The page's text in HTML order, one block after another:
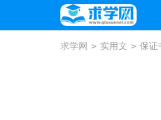
求学网 > 实用文 > 保证